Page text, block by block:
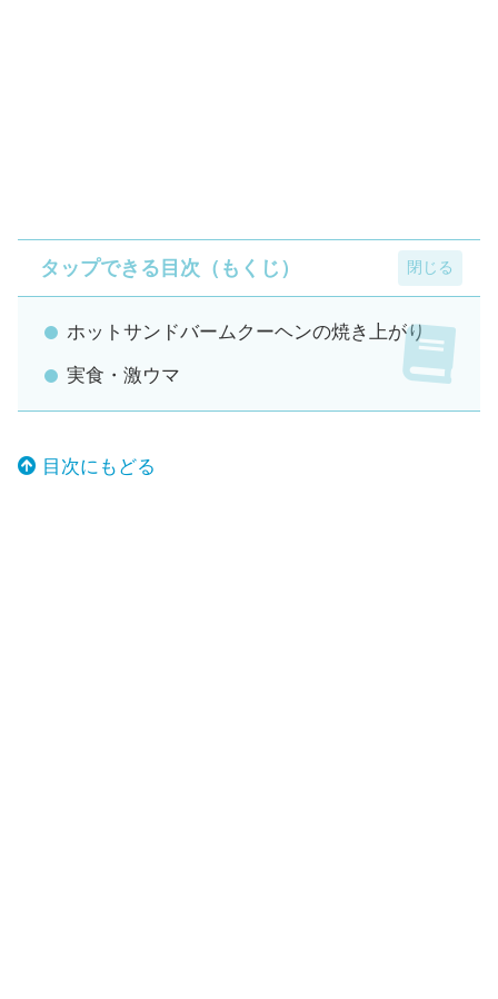
タップできる目次（もくじ）
ホットサンドバームクーヘンの焼き上がり
実食・激ウマ
目次にもどる